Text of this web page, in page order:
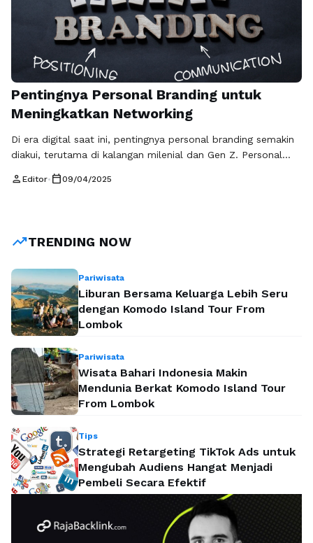
Pentingnya Personal Branding untuk
Meningkatkan Networking
Di era digital saat ini, pentingnya personal branding semakin
diakui, terutama di kalangan milenial dan Gen Z. Personal
positif di dunia maya, tetapi juga terkait erat dengan
person Editor• calendar_today09/04/2025
trending_upTRENDING NOW
Pariwisata
Liburan Bersama Keluarga Lebih Seru
dengan Komodo Island Tour From
Lombok
Pariwisata
Wisata Bahari Indonesia Makin
Mendunia Berkat Komodo Island Tour
From Lombok
Tips
Strategi Retargeting TikTok Ads untuk
Mengubah Audiens Hangat Menjadi
Pembeli Secara Efektif